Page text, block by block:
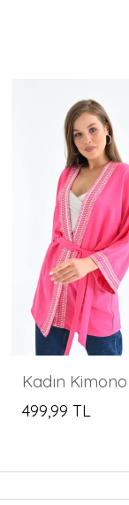
499,99 TL